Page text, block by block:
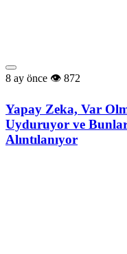
8 ay önce 872
Yapay Zeka, Var
Uyduruyor ve
Alıntılanıyor